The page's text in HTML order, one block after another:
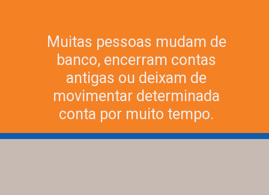
Muitas pessoas mudam de
banco, encerram contas
antigas ou deixam de
movimentar determinada
conta por muito tempo.